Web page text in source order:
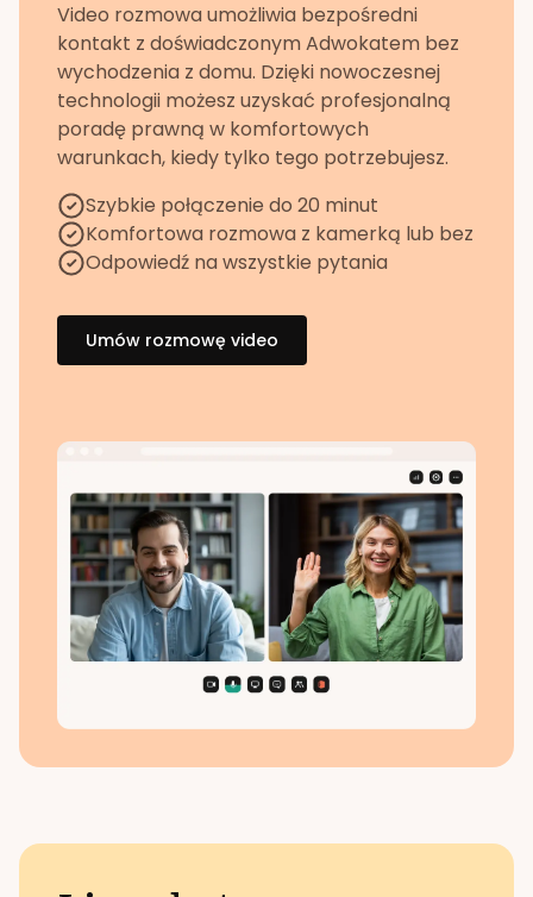
Video rozmowa umożliwia bezpośredni
kontakt z doświadczonym Adwokatem bez
wychodzenia z domu. Dzięki nowoczesnej
technologii możesz uzyskać profesjonalną
poradę prawną w komfortowych
warunkach, kiedy tylko tego potrzebujesz.
Szybkie połączenie do 20 minut
Komfortowa rozmowa z kamerką lub bez
Odpowiedź na wszystkie pytania
Umów rozmowę video